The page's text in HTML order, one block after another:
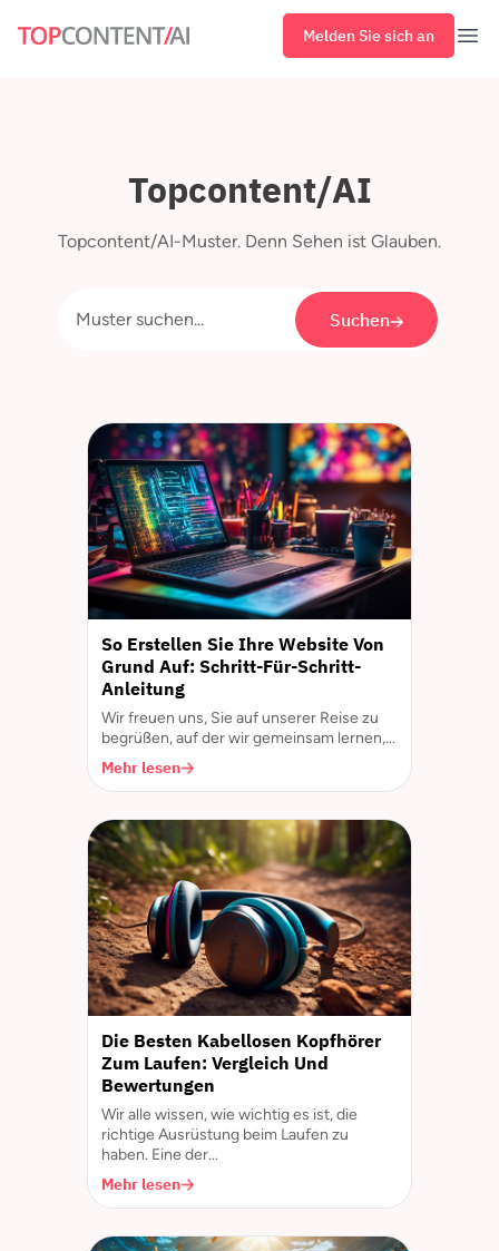
Melden Sie sich an
Topcontent/AI
Topcontent/AI-Muster. Denn Sehen ist Glauben.
Suchen
So Erstellen Sie Ihre Website Von
Grund Auf: Schritt-Für-Schritt-
Anleitung
Wir freuen uns, Sie auf unserer Reise zu
begrüßen, auf der wir gemeinsam lernen,...
Mehr lesen
Die Besten Kabellosen Kopfhörer
Zum Laufen: Vergleich Und
Bewertungen
Wir alle wissen, wie wichtig es ist, die
richtige Ausrüstung beim Laufen zu
haben. Eine der...
Mehr lesen